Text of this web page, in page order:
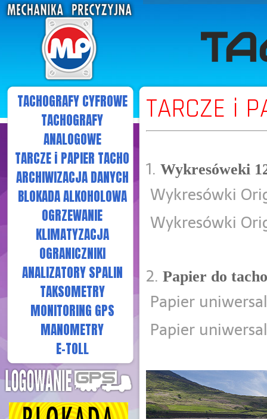
TACHOGRAFY CYFROWE
TACHOGRAFY
ANALOGOWE
TARCZE i PAPIER TACHO
ARCHIWIZACJA DANYCH
BLOKADA ALKOHOLOWA
OGRZEWANIE
KLIMATYZACJA
OGRANICZNIKI
ANALIZATORY SPALIN
TAKSOMETRY
MONITORING GPS
MANOMETRY
E-TOLL
TARCZE i
1. Wykresóweki
 Wykresówki
 Wykresówki
2. Papier do
 Papier
 Papier